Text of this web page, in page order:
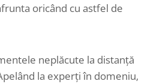
oricând cu astfel de
neplăcute la distanță
la experți în domeniu,